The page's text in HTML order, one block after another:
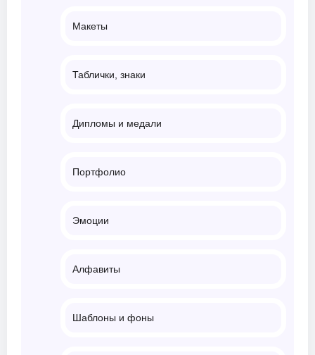
Макеты
Таблички, знаки
Дипломы и медали
Портфолио
Эмоции
Алфавиты
Шаблоны и фоны